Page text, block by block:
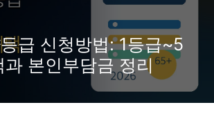
급 신청방법: 1등급~5
본인부담금 정리